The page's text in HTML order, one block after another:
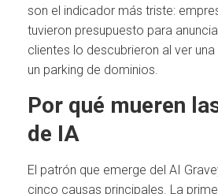
son el indicador más triste:
tuvieron presupuesto para
clientes lo descubrieron al ver
un parking de dominios.
Por qué mueren
de IA
El patrón que emerge del AI
cinco causas principales. La